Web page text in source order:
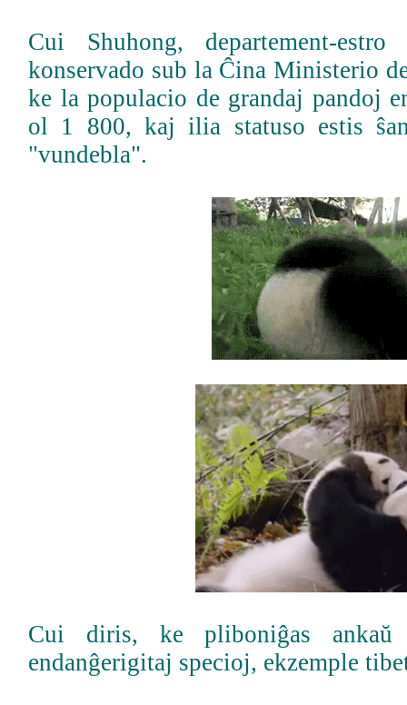
Cui Shuhong, departement-
konservado sub la Ĉina Ministerio
ke la populacio de grandaj pandoj
ol 1 800, kaj ilia statuso estis
"vundebla".
Cui diris, ke pliboniĝas
endanĝerigitaj specioj, ekzemple